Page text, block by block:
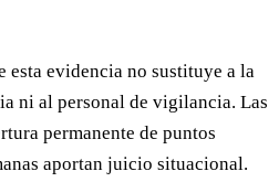
esta evidencia no sustituye a la
ni al personal de vigilancia. Las
permanente de puntos
aportan juicio situacional.